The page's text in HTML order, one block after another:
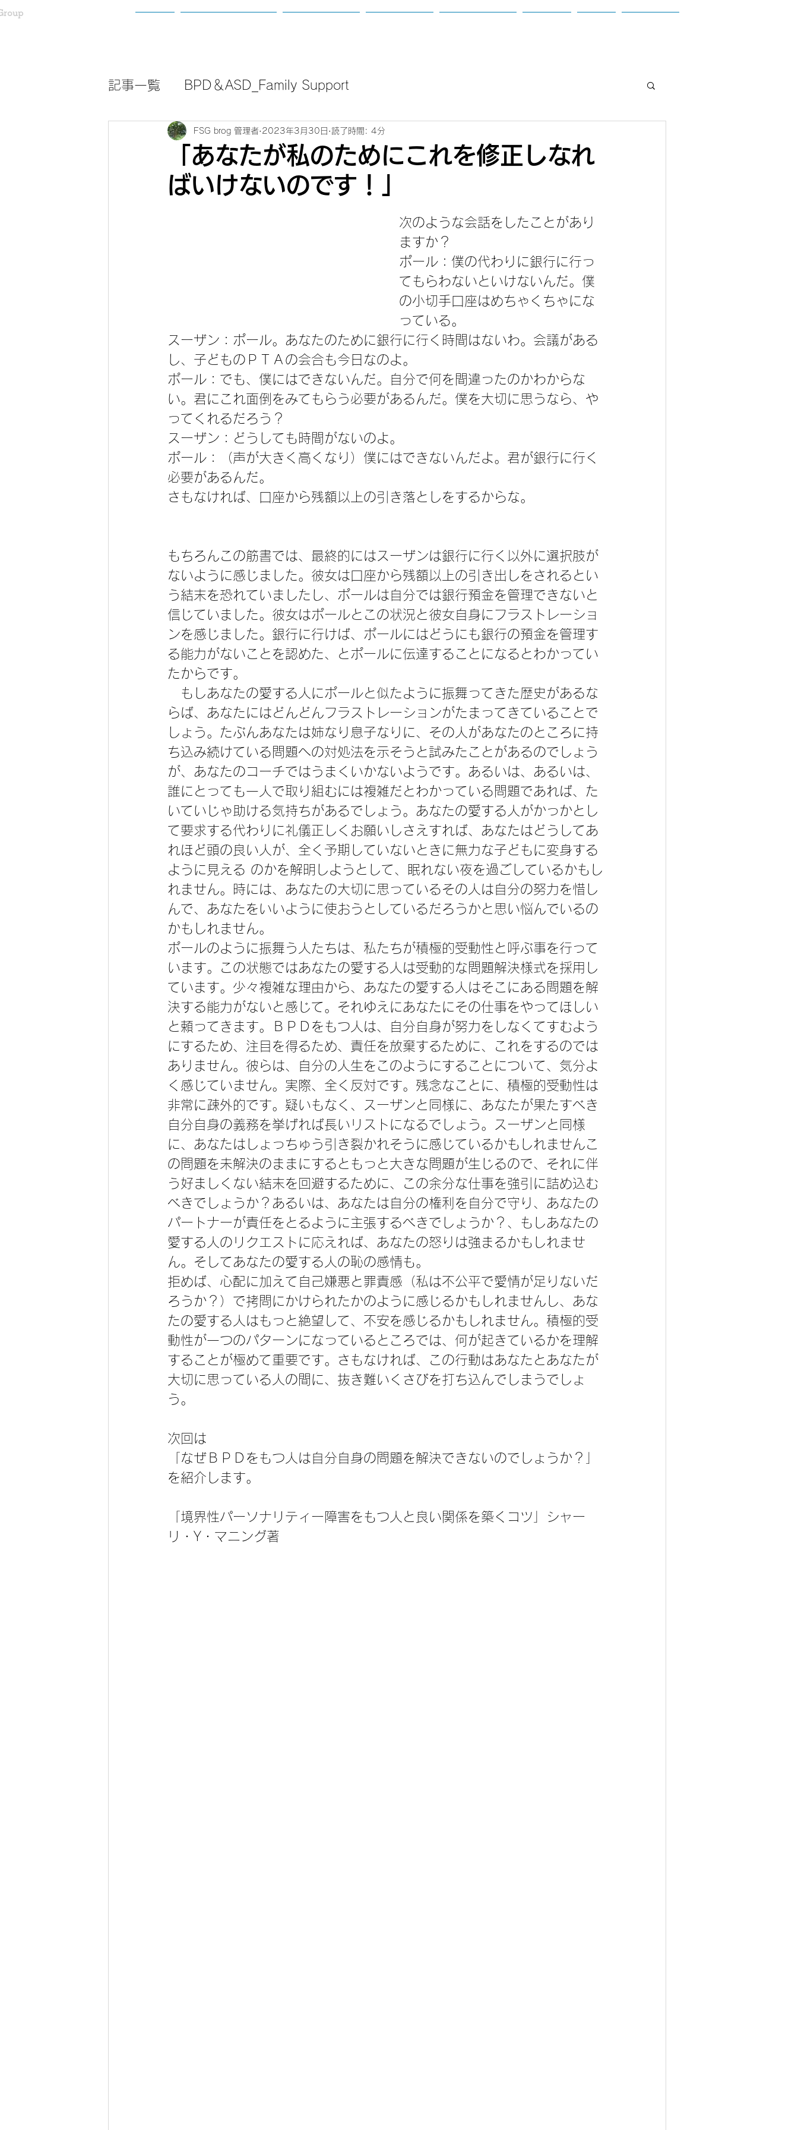
記事一覧 BPD＆ASD_Family Support
「あなたが私のためにこれを修正しなれ
ばいけないのです！」
FSG brog 管理者 2023年3月30日 読了時間: 4分
次のような会話をしたことがあり
ますか？
ポール：僕の代わりに銀行に行っ
てもらわないといけないんだ。僕
の小切手口座はめちゃくちゃにな
っている。
スーザン：ポール。あなたのために銀行に行く時間はないわ。会議がある
し、子どものＰＴＡの会合も今日なのよ。
ポール：でも、僕にはできないんだ。自分で何を間違ったのかわからな
い。君にこれ面倒をみてもらう必要があるんだ。僕を大切に思うなら、や
ってくれるだろう？
スーザン：どうしても時間がないのよ。
ポール：（声が大きく高くなり）僕にはできないんだよ。君が銀行に行く
必要があるんだ。
さもなければ、口座から残額以上の引き落としをするからな。
もちろんこの筋書では、最終的にはスーザンは銀行に行く以外に選択肢が
ないように感じました。彼女は口座から残額以上の引き出しをされるとい
う結末を恐れていましたし、ポールは自分では銀行預金を管理できないと
信じていました。彼女はポールとこの状況と彼女自身にフラストレーショ
ンを感じました。銀行に行けば、ポールにはどうにも銀行の預金を管理す
る能力がないことを認めた、とポールに伝達することになるとわかってい
たからです。
もしあなたの愛する人にポールと似たように振舞ってきた歴史があるな
らば、あなたにはどんどんフラストレーションがたまってきていることで
しょう。たぶんあなたは姉なり息子なりに、その人があなたのところに持
ち込み続けている問題への対処法を示そうと試みたことがあるのでしょう
が、あなたのコーチではうまくいかないようです。あるいは、あるいは、
誰にとっても一人で取り組むには複雑だとわかっている問題であれば、た
いていじゃ助ける気持ちがあるでしょう。あなたの愛する人がかっかとし
て要求する代わりに礼儀正しくお願いしさえすれば、あなたはどうしてあ
れほど頭の良い人が、全く予期していないときに無力な子どもに変身する
ように見える のかを解明しようとして、眠れない夜を過ごしているかもし
れません。時には、あなたの大切に思っているその人は自分の努力を惜し
んで、あなたをいいように使おうとしているだろうかと思い悩んでいるの
かもしれません。
ポールのように振舞う人たちは、私たちが積極的受動性と呼ぶ事を行って
います。この状態ではあなたの愛する人は受動的な問題解決様式を採用し
ています。少々複雑な理由から、あなたの愛する人はそこにある問題を解
決する能力がないと感じて。それゆえにあなたにその仕事をやってほしい
と頼ってきます。ＢＰＤをもつ人は、自分自身が努力をしなくてすむよう
にするため、注目を得るため、責任を放棄するために、これをするのでは
ありません。彼らは、自分の人生をこのようにすることについて、気分よ
く感じていません。実際、全く反対です。残念なことに、積極的受動性は
非常に疎外的です。疑いもなく、スーザンと同様に、あなたが果たすべき
自分自身の義務を挙げれば長いリストになるでしょう。スーザンと同様
に、あなたはしょっちゅう引き裂かれそうに感じているかもしれませんこ
の問題を未解決のままにするともっと大きな問題が生じるので、それに伴
う好ましくない結末を回避するために、この余分な仕事を強引に詰め込む
べきでしょうか？あるいは、あなたは自分の権利を自分で守り、あなたの
パートナーが責任をとるように主張するべきでしょうか？、もしあなたの
愛する人のリクエストに応えれば、あなたの怒りは強まるかもしれませ
ん。そしてあなたの愛する人の恥の感情も。
拒めば、心配に加えて自己嫌悪と罪責感（私は不公平で愛情が足りないだ
ろうか？）で拷問にかけられたかのように感じるかもしれませんし、あな
たの愛する人はもっと絶望して、不安を感じるかもしれません。積極的受
動性が一つのパターンになっているところでは、何が起きているかを理解
することが極めて重要です。さもなければ、この行動はあなたとあなたが
大切に思っている人の間に、抜き難いくさびを打ち込んでしまうでしょ
う。
次回は
「なぜＢＰＤをもつ人は自分自身の問題を解決できないのでしょうか？」
を紹介します。
「境界性パーソナリティー障害をもつ人と良い関係を築くコツ」シャー
リ・Y・マニング著